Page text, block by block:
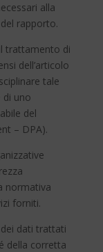
alla
rapporto.
trattamento di
dell’articolo
tale
uno
del
– DPA).
normativa
forniti.
dati trattati
della corretta